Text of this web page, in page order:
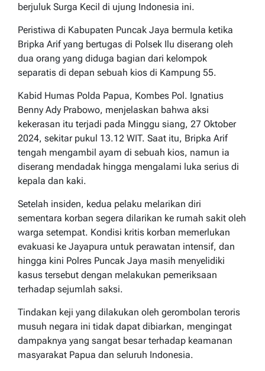
berjuluk Surga Kecil di ujung Indonesia ini.
Peristiwa di Kabupaten Puncak Jaya bermula ketika
Bripka Arif yang bertugas di Polsek Ilu diserang oleh
dua orang yang diduga bagian dari kelompok
separatis di depan sebuah kios di Kampung 55.
Kabid Humas Polda Papua, Kombes Pol. Ignatius
Benny Ady Prabowo, menjelaskan bahwa aksi
kekerasan itu terjadi pada Minggu siang, 27 Oktober
2024, sekitar pukul 13.12 WIT. Saat itu, Bripka Arif
tengah mengambil ayam di sebuah kios, namun ia
diserang mendadak hingga mengalami luka serius di
kepala dan kaki.
Setelah insiden, kedua pelaku melarikan diri
sementara korban segera dilarikan ke rumah sakit oleh
warga setempat. Kondisi kritis korban memerlukan
evakuasi ke Jayapura untuk perawatan intensif, dan
hingga kini Polres Puncak Jaya masih menyelidiki
kasus tersebut dengan melakukan pemeriksaan
terhadap sejumlah saksi.
Tindakan keji yang dilakukan oleh gerombolan teroris
musuh negara ini tidak dapat dibiarkan, mengingat
dampaknya yang sangat besar terhadap keamanan
masyarakat Papua dan seluruh Indonesia.